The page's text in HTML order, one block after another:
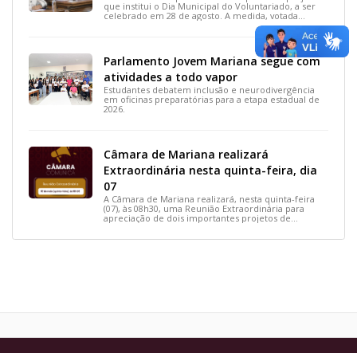
que institui o Dia Municipal do Voluntariado, a ser
celebrado em 28 de agosto. A medida, votada
durante a 15ª Reunião Ordinária, busca reconhecer
ações solidárias e incentivar a participação social na
Parlamento Jovem Mariana segue com
atividades a todo vapor
Estudantes debatem inclusão e neurodivergência
em oficinas preparatórias para a etapa estadual de
2026.
Câmara de Mariana realizará
Extraordinária nesta quinta-feira, dia
07
A Câmara de Mariana realizará, nesta quinta-feira
(07), às 08h30, uma Reunião Extraordinária para
apreciação de dois importantes projetos de